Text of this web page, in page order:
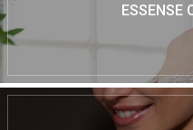
ESSENSE